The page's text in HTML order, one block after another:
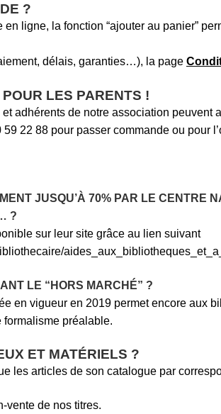
?
ligne, la fonction “ajouter au panier”
délais, garanties…), la page
POUR LES PARENTS !
adhérents de notre association
22 88 pour passer commande ou pour
JUSQU’À 70% PAR LE CENTRE
?
sur leur site grâce au lien suivant
LE “HORS MARCHÉ” ?
en vigueur en 2019 permet encore aux
préalable.
ET MATÉRIELS ?
les articles de son catalogue par
vente de nos titres.